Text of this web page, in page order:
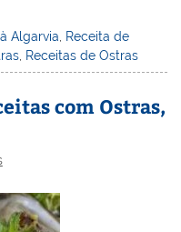
h
o
o
M
ai
l
t
ar
e
Algarvia
Receita de
, Receitas de Ostras
com Ostras,